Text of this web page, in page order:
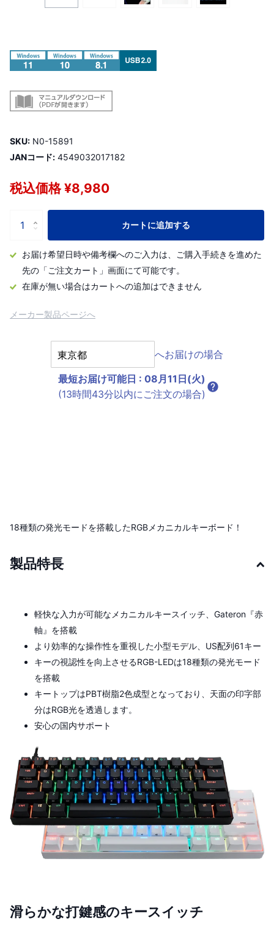
SKU: N0-15891
JANコード: 4549032017182
税込価格 ¥8,980
カートに追加する
お届け希望日時や備考欄へのご入力は、ご購入手続きを進めた
先の「ご注文カート」画面にて可能です。
在庫が無い場合はカートへの追加はできません
メーカー製品ページへ
へお届けの場合
最短お届け可能日 : 08月11日(火)
(13時間43分以内にご注文の場合)
18種類の発光モードを搭載したRGBメカニカルキーボード！
製品特長
軽快な入力が可能なメカニカルキースイッチ、Gateron『赤
軸』を搭載
より効率的な操作性を重視した小型モデル、US配列61キー
キーの視認性を向上させるRGB-LEDは18種類の発光モード
を搭載
キートップはPBT樹脂2色成型となっており、天面の印字部
分はRGB光を透過します。
安心の国内サポート
滑らかな打鍵感のキースイッチ